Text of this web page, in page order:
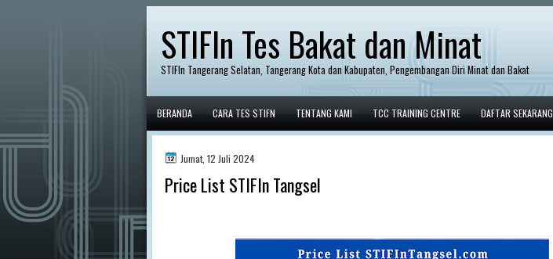
STIFIn Tes Bakat dan Minat
STIFIn Tangerang Selatan, Tangerang Kota dan Kabupaten, Pengembangan Diri Minat dan Bakat
BERANDA CARA TES STIFN TENTANG KAMI TCC TRAINING CENTRE DAFTAR SEKARANG
Jumat, 12 Juli 2024
Price List STIFIn Tangsel